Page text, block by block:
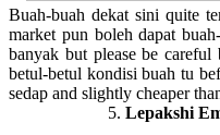
Buah-buah dekat sini quite
market pun boleh dapat
banyak but please be
betul-betul kondisi buah tu
sedap and slightly cheaper
5. Lepakshi